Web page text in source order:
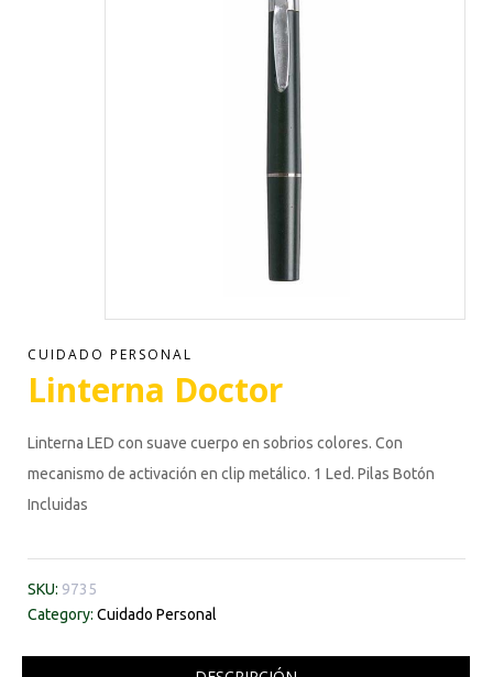
CUIDADO PERSONAL
Linterna Doctor
Linterna LED con suave cuerpo en sobrios colores. Con
mecanismo de activación en clip metálico. 1 Led. Pilas Botón
Incluidas
SKU: 9735
Category: Cuidado Personal